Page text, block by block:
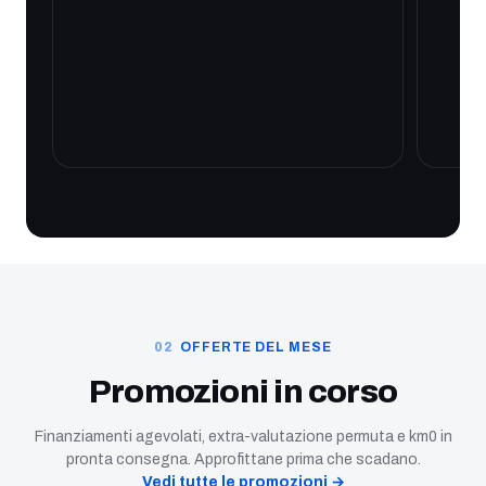
OFFERTE DEL MESE
Promozioni in corso
Finanziamenti agevolati, extra-valutazione permuta e km0 in
pronta consegna. Approfittane prima che scadano.
Vedi tutte le promozioni →